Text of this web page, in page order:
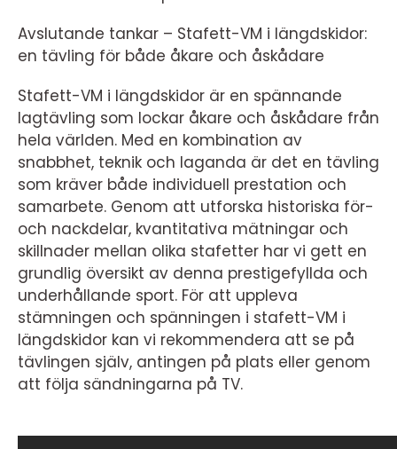
Avslutande tankar – Stafett-VM i längdskidor:
en tävling för både åkare och åskådare
Stafett-VM i längdskidor är en spännande
lagtävling som lockar åkare och åskådare från
hela världen. Med en kombination av
snabbhet, teknik och laganda är det en tävling
som kräver både individuell prestation och
samarbete. Genom att utforska historiska för-
och nackdelar, kvantitativa mätningar och
skillnader mellan olika stafetter har vi gett en
grundlig översikt av denna prestigefyllda och
underhållande sport. För att uppleva
stämningen och spänningen i stafett-VM i
längdskidor kan vi rekommendera att se på
tävlingen själv, antingen på plats eller genom
att följa sändningarna på TV.